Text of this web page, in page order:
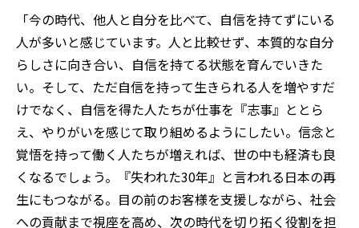
「今の時代、他人と自分を比べて、自信を持てずにいる
人が多いと感じています。人と比較せず、本質的な自分
らしさに向き合い、自信を持てる状態を育んでいきた
い。そして、ただ自信を持って生きられる人を増やすだ
けでなく、自信を得た人たちが仕事を『志事』ととら
え、やりがいを感じて取り組めるようにしたい。信念と
覚悟を持って働く人たちが増えれば、世の中も経済も良
くなるでしょう。『失われた30年』と言われる日本の再
生にもつながる。目の前のお客様を支援しながら、社会
への貢献まで視座を高め、次の時代を切り拓く役割を担